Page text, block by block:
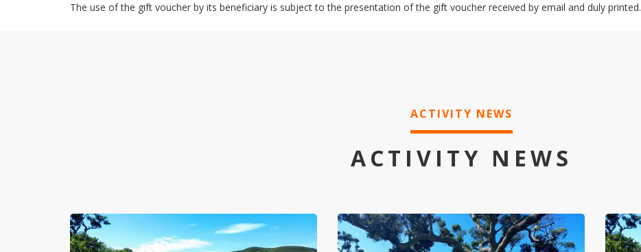
The use of the gift voucher by its beneficiary is subject to the presentation of the gift voucher received by email and duly printed.
ACTIVITY NEWS
ACTIVITY NEWS